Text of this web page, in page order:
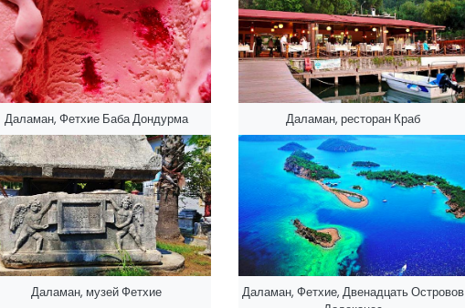
Даламан, Фетхие Баба Дондурма Даламан, ресторан Краб
Даламан, музей Фетхие
Даламан, Фетхие, Двенадцать Островов